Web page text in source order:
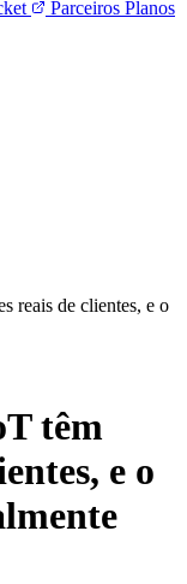
Parceiros Planos
reais de clientes, e o
têm
e o